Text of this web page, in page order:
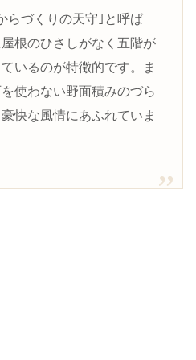
らづくりの天守｣と呼ば
根のひさしがなく五階が
いるのが特徴的です。ま
使わない野面積みのづら
快な風情にあふれていま